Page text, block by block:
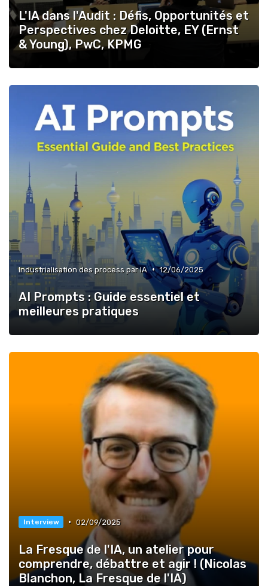
L'IA dans l'Audit : Défis, Opportunités et
Perspectives chez Deloitte, EY (Ernst
& Young), PwC, KPMG
Industrialisation des process par IA • 12/06/2025
AI Prompts : Guide essentiel et
meilleures pratiques
Interview • 02/09/2025
La Fresque de l'IA, un atelier pour
comprendre, débattre et agir ! (Nicolas
Blanchon, La Fresque de l'IA)